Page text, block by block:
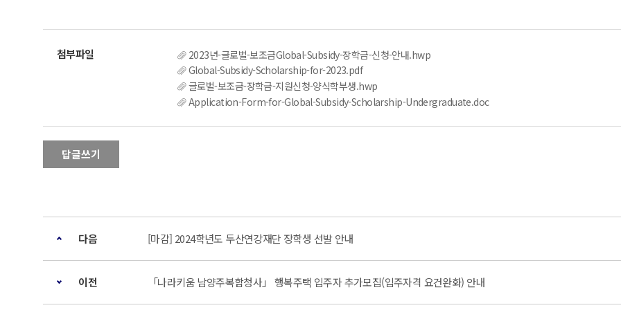
2023년-글로벌-보조금Global-Subsidy-장학금-신청-안내.hwp
Global-Subsidy-Scholarship-for-2023.pdf
글로벌-보조금-장학금-지원신청-양식학부생.hwp
Application-Form-for-Global-Subsidy-Scholarship-Undergraduate.doc
답글쓰기
다음 [마감] 2024학년도 두산연강재단 장학생 선발 안내
이전 「나라키움 남양주복합청사」 행복주택 입주자 추가모집(입주자격 요건완화) 안내